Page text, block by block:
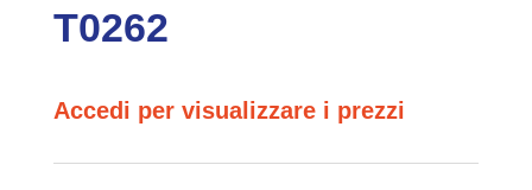
T0262
Accedi per visualizzare i prezzi